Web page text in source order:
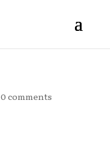
0 comments